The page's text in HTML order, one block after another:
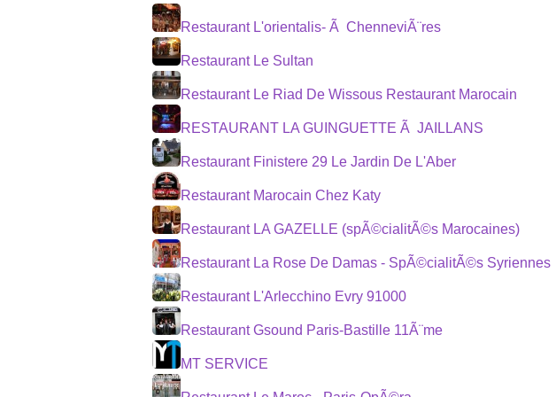
Restaurant L'orientalis- Ã ChenneviÃ¨res
Restaurant Le Sultan
Restaurant Le Riad De Wissous Restaurant Marocain
RESTAURANT LA GUINGUETTE Ã JAILLANS
Restaurant Finistere 29 Le Jardin De L'Aber
Restaurant Marocain Chez Katy
Restaurant LA GAZELLE (spÃ©cialitÃ©s Marocaines)
Restaurant La Rose De Damas - SpÃ©cialitÃ©s Syriennes
Restaurant L'Arlecchino Evry 91000
Restaurant Gsound Paris-Bastille 11Ã¨me
MT SERVICE